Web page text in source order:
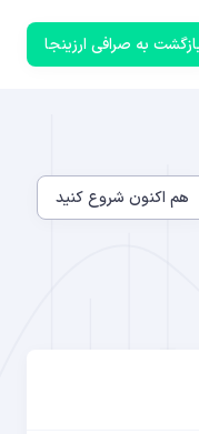
به صرافی ارزینجا
هم اکنون شروع کنید